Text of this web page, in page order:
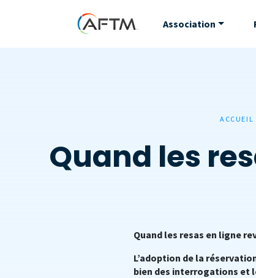
Association
ACCUEIL
Quand les
Quand les resas en ligne
L’adoption de la
bien des interrogations et